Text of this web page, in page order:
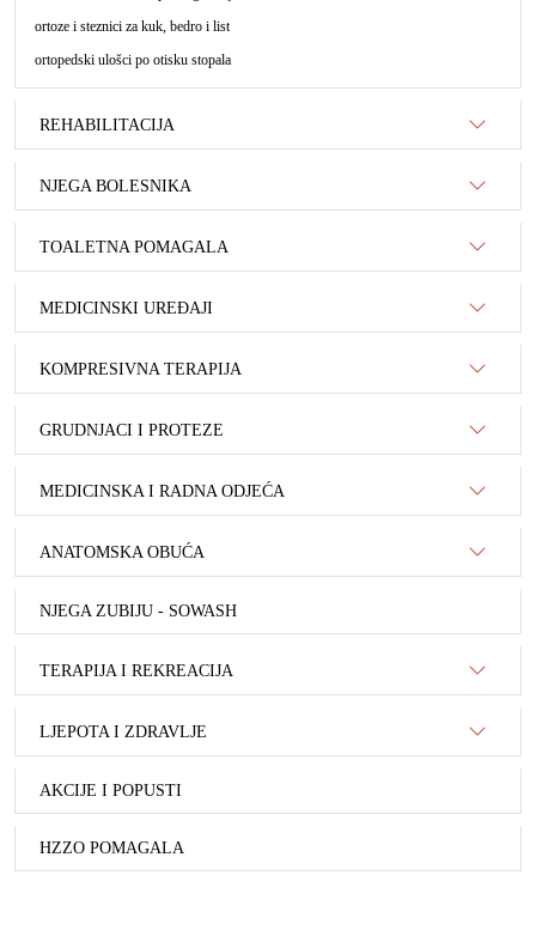
ortoze i steznici za kuk, bedro i list
ortopedski ulošci po otisku stopala
REHABILITACIJA
NJEGA BOLESNIKA
TOALETNA POMAGALA
MEDICINSKI UREĐAJI
KOMPRESIVNA TERAPIJA
GRUDNJACI I PROTEZE
MEDICINSKA I RADNA ODJEĆA
ANATOMSKA OBUĆA
NJEGA ZUBIJU - SOWASH
TERAPIJA I REKREACIJA
LJEPOTA I ZDRAVLJE
AKCIJE I POPUSTI
HZZO POMAGALA